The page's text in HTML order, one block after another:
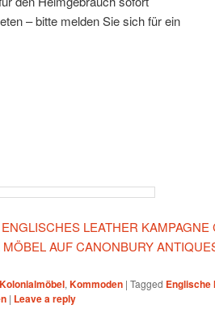
– bitte melden Sie sich für ein
LEATHER KAMPAGNE
AUF CANONBURY
Kolonialmöbel, Kommoden | Tagged Englische
| Leave a reply